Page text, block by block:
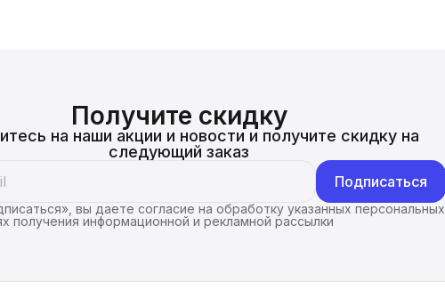
Получите скидку
на наши акции и новости и получите скидку на
следующий заказ
Подписаться
вы даете согласие на обработку указанных персональных
получения информационной и рекламной рассылки